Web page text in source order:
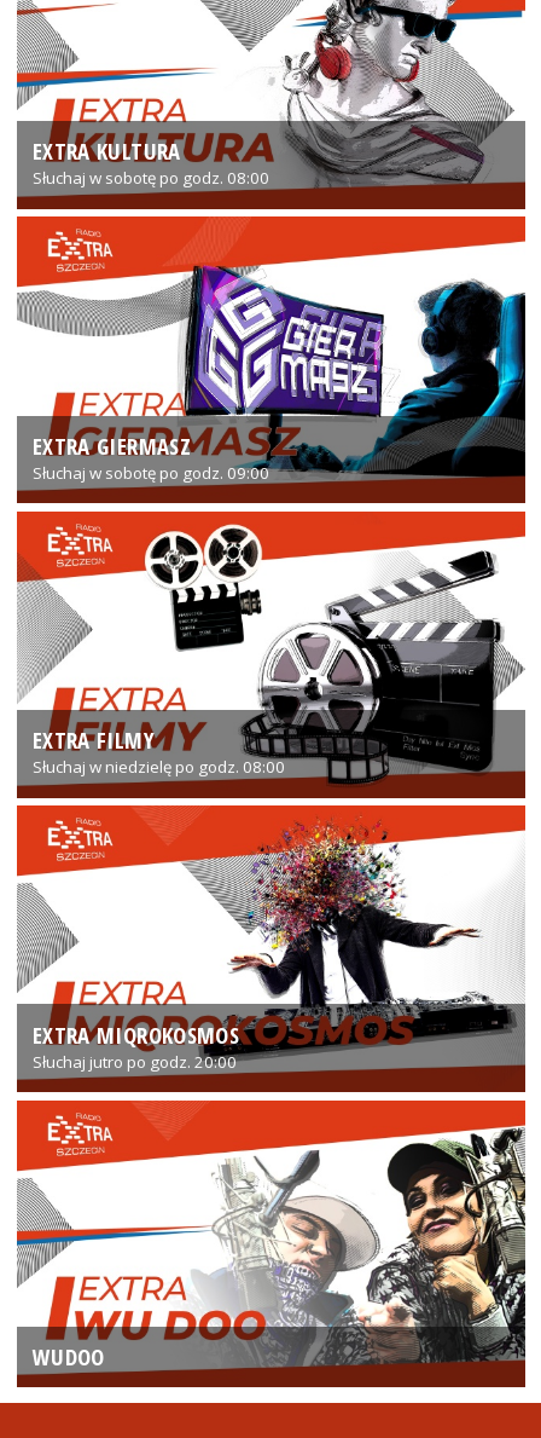
EXTRA KULTURA
Słuchaj w sobotę po godz. 08:00
EXTRA GIERMASZ
Słuchaj w sobotę po godz. 09:00
EXTRA FILMY
Słuchaj w niedzielę po godz. 08:00
EXTRA MIQROKOSMOS
Słuchaj jutro po godz. 20:00
WUDOO